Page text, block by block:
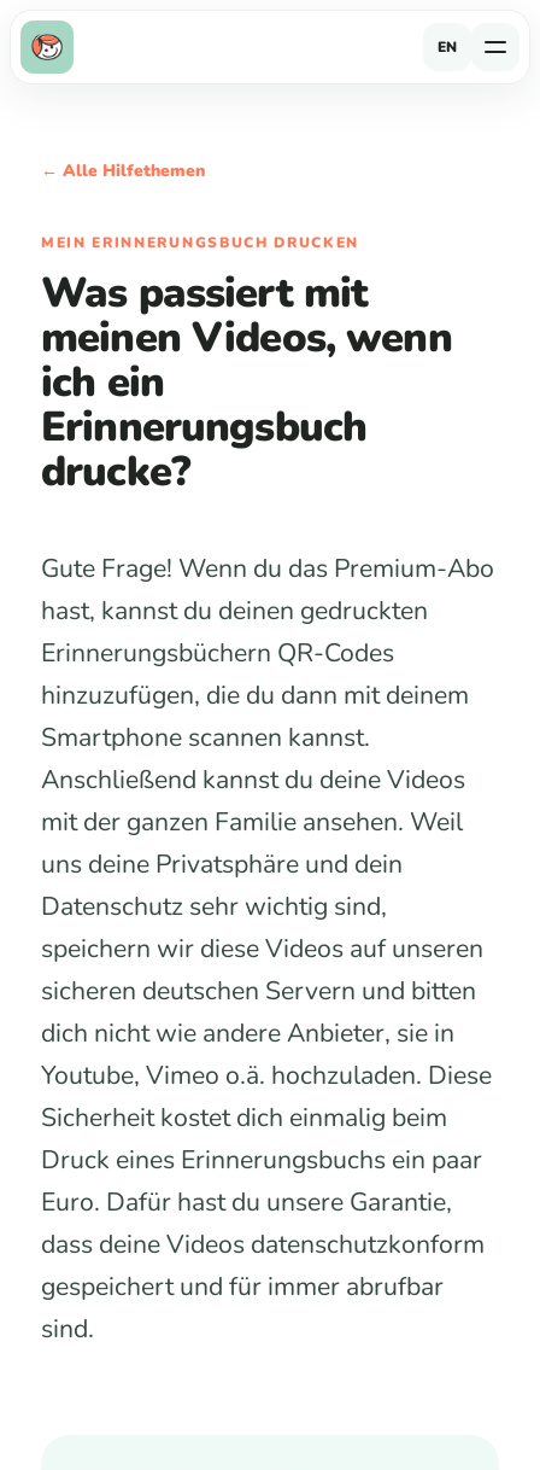
EN
← Alle Hilfethemen
MEIN ERINNERUNGSBUCH DRUCKEN
Was passiert mit
meinen Videos, wenn
ich ein
Erinnerungsbuch
drucke?
Gute Frage! Wenn du das Premium-Abo
hast, kannst du deinen gedruckten
Erinnerungsbüchern QR-Codes
hinzuzufügen, die du dann mit deinem
Smartphone scannen kannst.
Anschließend kannst du deine Videos
mit der ganzen Familie ansehen. Weil
uns deine Privatsphäre und dein
Datenschutz sehr wichtig sind,
speichern wir diese Videos auf unseren
sicheren deutschen Servern und bitten
dich nicht wie andere Anbieter, sie in
Youtube, Vimeo o.ä. hochzuladen. Diese
Sicherheit kostet dich einmalig beim
Druck eines Erinnerungsbuchs ein paar
Euro. Dafür hast du unsere Garantie,
dass deine Videos datenschutzkonform
gespeichert und für immer abrufbar
sind.